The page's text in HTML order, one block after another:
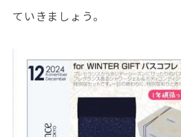
ていきましょう。